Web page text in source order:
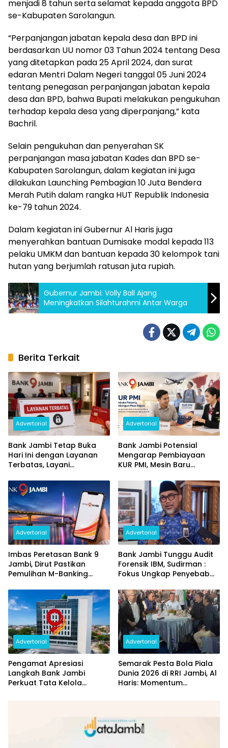
menjadi 8 tahun serta selamat kepada anggota BPD
se-Kabupaten Sarolangun.
“Perpanjangan jabatan kepala desa dan BPD ini
berdasarkan UU nomor 03 Tahun 2024 tentang Desa
yang ditetapkan pada 25 April 2024, dan surat
edaran Mentri Dalam Negeri tanggal 05 Juni 2024
tentang penegasan perpanjangan jabatan kepala
desa dan BPD, bahwa Bupati melakukan pengukuhan
terhadap kepala desa yang diperpanjang,” kata
Bachril.
Selain pengukuhan dan penyerahan SK
perpanjangan masa jabatan Kades dan BPD se-
Kabupaten Sarolangun, dalam kegiatan ini juga
dilakukan Launching Pembagian 10 Juta Bendera
Merah Putih dalam rangka HUT Republik Indonesia
ke-79 tahun 2024.
Dalam kegiatan ini Gubernur Al Haris juga
menyerahkan bantuan Dumisake modal kepada 113
pelaku UMKM dan bantuan kepada 30 kelompok tani
hutan yang berjumlah ratusan juta rupiah.
Gubernur Jambi: Volly Ball Ajang
Meningkatkan Silahturahmi Antar Warga
Berita Terkait
Advertorial
Bank Jambi Tetap Buka
Hari Ini dengan Layanan
Terbatas, Layani
dan Perubahan PIN
Advertorial
Bank Jambi Potensial
Mengarap Pembiayaan
KUR PMI, Mesin Baru
Daerah
Advertorial
Imbas Peretasan Bank 9
Jambi, Dirut Pastikan
Pemulihan M-Banking
Advertorial
Bank Jambi Tunggu Audit
Forensik IBM, Sudirman :
Fokus Ungkap Penyebab
Rp144 Miliar
Advertorial
Pengamat Apresiasi
Langkah Bank Jambi
Perkuat Tata Kelola
Advertorial
Semarak Pesta Bola Piala
Dunia 2026 di RRI Jambi, Al
Haris: Momentum